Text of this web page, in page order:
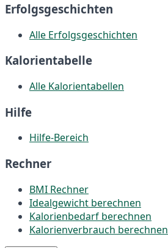
Erfolgsgeschichten
Alle Erfolgsgeschichten
Kalorientabelle
Alle Kalorientabellen
Hilfe
Hilfe-Bereich
Rechner
BMI Rechner
Idealgewicht berechnen
Kalorienbedarf berechnen
Kalorienverbrauch berechnen